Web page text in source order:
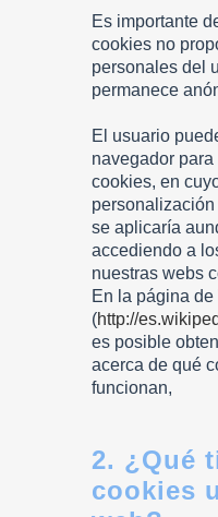
Es importante
cookies no
personales del
permanece
El usuario
navegador
cookies, en
se aplicaría
accediendo a
nuestras webs
En la página
(http://
es posible
acerca de qué
funcionan,
2. ¿Qué
cookies